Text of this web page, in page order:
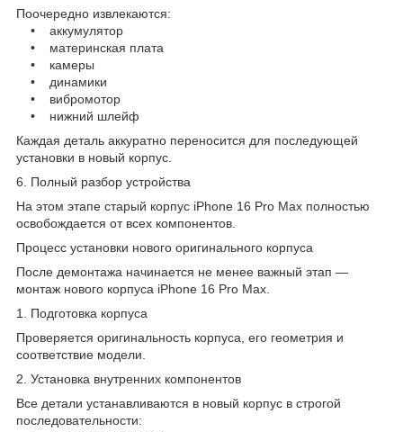
Поочередно извлекаются:
• аккумулятор
• материнская плата
• камеры
• динамики
• вибромотор
• нижний шлейф
Каждая деталь аккуратно переносится для последующей
установки в новый корпус.
6. Полный разбор устройства
На этом этапе старый корпус iPhone 16 Pro Max полностью
освобождается от всех компонентов.
Процесс установки нового оригинального корпуса
После демонтажа начинается не менее важный этап —
монтаж нового корпуса iPhone 16 Pro Max.
1. Подготовка корпуса
Проверяется оригинальность корпуса, его геометрия и
соответствие модели.
2. Установка внутренних компонентов
Все детали устанавливаются в новый корпус в строгой
последовательности: